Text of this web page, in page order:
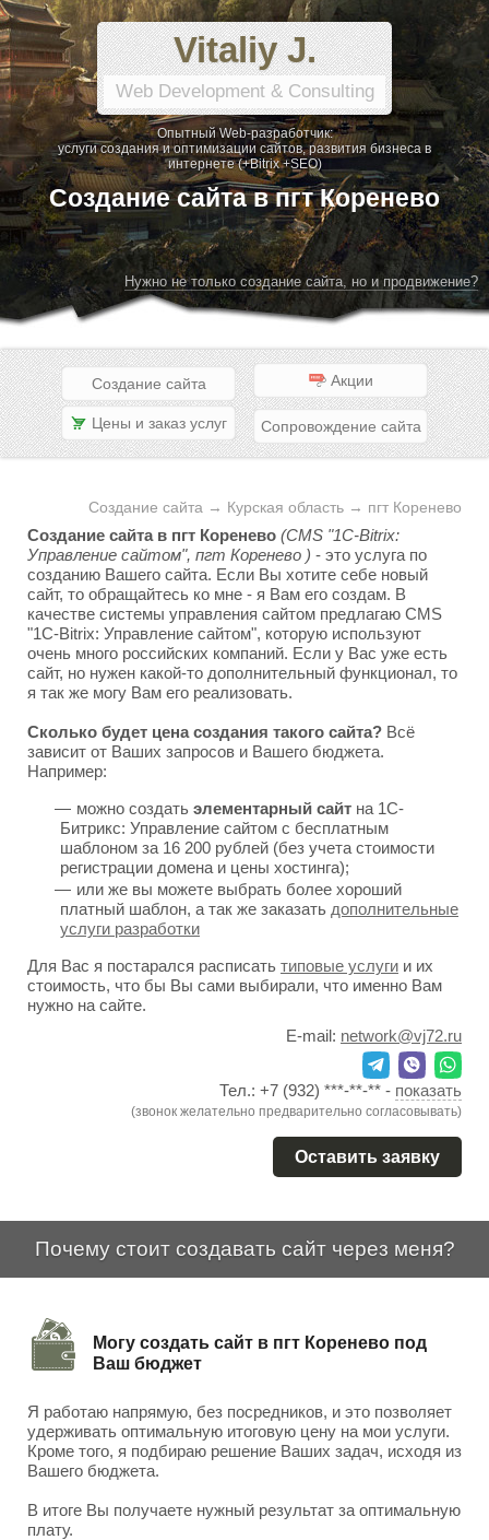
Vitaliy J.
Web Development & Consulting
Опытный Web-разработчик:
услуги создания и оптимизации сайтов, развития бизнеса в
интернете (+Bitrix +SEO)
Создание сайта в пгт Коренево
Нужно не только создание сайта, но и продвижение?
Создание сайта Акции
Цены и заказ услуг Сопровождение сайта
Создание сайта → Курская область → пгт Коренево
Создание сайта в пгт Коренево (CMS "1C-Bitrix:
Управление сайтом", пгт Коренево ) - это услуга по
созданию Вашего сайта. Если Вы хотите себе новый
сайт, то обращайтесь ко мне - я Вам его создам. В
качестве системы управления сайтом предлагаю CMS
"1C-Bitrix: Управление сайтом", которую используют
очень много российских компаний. Если у Вас уже есть
сайт, но нужен какой-то дополнительный функционал, то
я так же могу Вам его реализовать.
Сколько будет цена создания такого сайта? Всё
зависит от Ваших запросов и Вашего бюджета.
Например:
можно создать элементарный сайт на 1С-
Битрикс: Управление сайтом с бесплатным
шаблоном за 16 200 рублей (без учета стоимости
регистрации домена и цены хостинга);
или же вы можете выбрать более хороший
платный шаблон, а так же заказать дополнительные
услуги разработки
Для Вас я постарался расписать типовые услуги и их
стоимость, что бы Вы сами выбирали, что именно Вам
нужно на сайте.
E-mail: network@vj72.ru
Тел.: +7 (932) ***-**-** - показать
(звонок желательно предварительно согласовывать)
Оставить заявку
Почему стоит создавать сайт через меня?
Могу создать сайт в пгт Коренево под
Ваш бюджет
Я работаю напрямую, без посредников, и это позволяет
удерживать оптимальную итоговую цену на мои услуги.
Кроме того, я подбираю решение Ваших задач, исходя из
Вашего бюджета.
В итоге Вы получаете нужный результат за оптимальную
плату.